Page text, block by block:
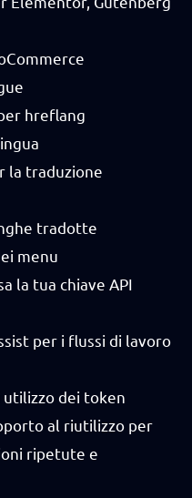
hreflang
la traduzione
tradotte
menu
la tua chiave API
per i flussi di lavoro
dei token
al riutilizzo per
ripetute e